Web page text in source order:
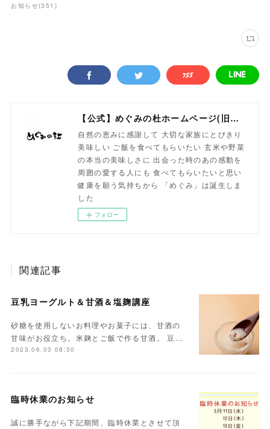
お知らせ(351 )
【公式】めぐみの杜ホームページ(旧自然食工房）
自然の恵みに感謝して 大切な家族にとびきり
美味しい ご飯を食べてもらいたい 玄米や野菜
の本当の美味しさに 出会った時のあの感動を
周囲の愛する人にも 食べてもらいたいと思い
健康を願う気持ちから 「めぐみ」は誕生しま
した
フォロー
関連記事
豆乳ヨーグルト＆甘酒＆塩麹講座
砂糖を使用しないお料理やお菓子には、甘酒の
甘味がお役立ち。米麹とご飯で作る甘酒。 豆…
2023.06.03 08:30
臨時休業のお知らせ
誠に勝手ながら下記期間、臨時休業とさせて頂